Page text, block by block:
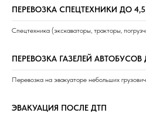
ПЕРЕВОЗКА СПЕЦТЕХНИКИ ДО
Спецтехника (экскаваторы, тракторы,
ПЕРЕВОЗКА ГАЗЕЛЕЙ
Перевозка на эвакуаторе небольших
ЭВАКУАЦИЯ ПОСЛЕ ДТП